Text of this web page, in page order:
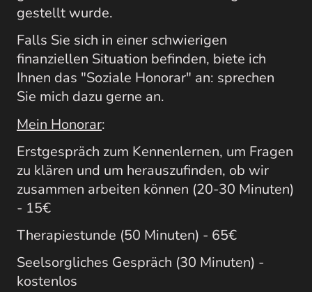
gestellt wurde.
Falls Sie sich in einer schwierigen
finanziellen Situation befinden, biete ich
Ihnen das "Soziale Honorar" an: sprechen
Sie mich dazu gerne an.
Mein Honorar:
Erstgespräch zum Kennenlernen, um Fragen
zu klären und um herauszufinden, ob wir
zusammen arbeiten können (20-30 Minuten)
- 15€
Therapiestunde (50 Minuten) - 65€
Seelsorgliches Gespräch (30 Minuten) -
kostenlos